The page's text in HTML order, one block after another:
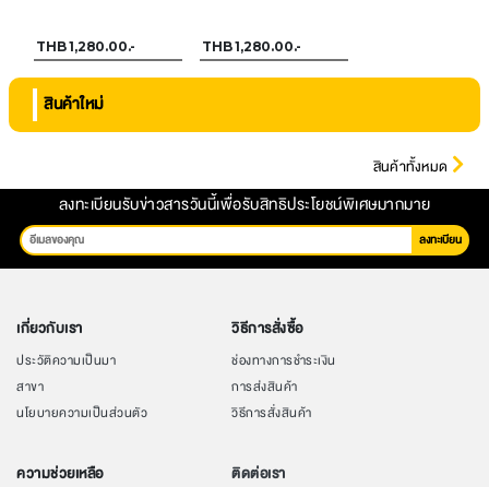
THB 1,280.00.-
500 ML
THB 1,280.00.-
สินค้าใหม่
สินค้าทั้งหมด
ลงทะเบียนรับข่าวสารวันนี้เพื่อรับสิทธิประโยชน์พิเศษมากมาย
ลงทะเบียน
เกี่ยวกับเรา
ประวัติความเป็นมา
สาขา
นโยบายความเป็นส่วนตัว
วิธีการสั่งซื้อ
ช่องทางการชำระเงิน
การส่งสินค้า
วิธีการสั่งสินค้า
ความช่วยเหลือ ติดต่อเรา